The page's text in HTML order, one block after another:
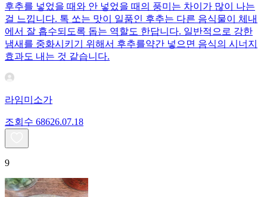
후추를 넣었을 때와 안 넣었을 때의 풍미는 차이가 많이 나는
걸 느낍니다. 톡 쏘는 맛이 일품인 후추는 다른 음식물이 체내
에서 잘 흡수되도록 돕는 역할도 한답니다. 일반적으로 강한
냄새를 중화시키기 위해서 후추를약간 넣으면 음식의 시너지
효과도 내는 것 같습니다.
라임미소가
조회수 68626.07.18
9